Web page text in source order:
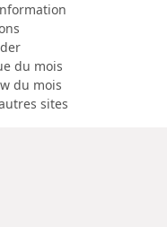
du mois
du mois
sites